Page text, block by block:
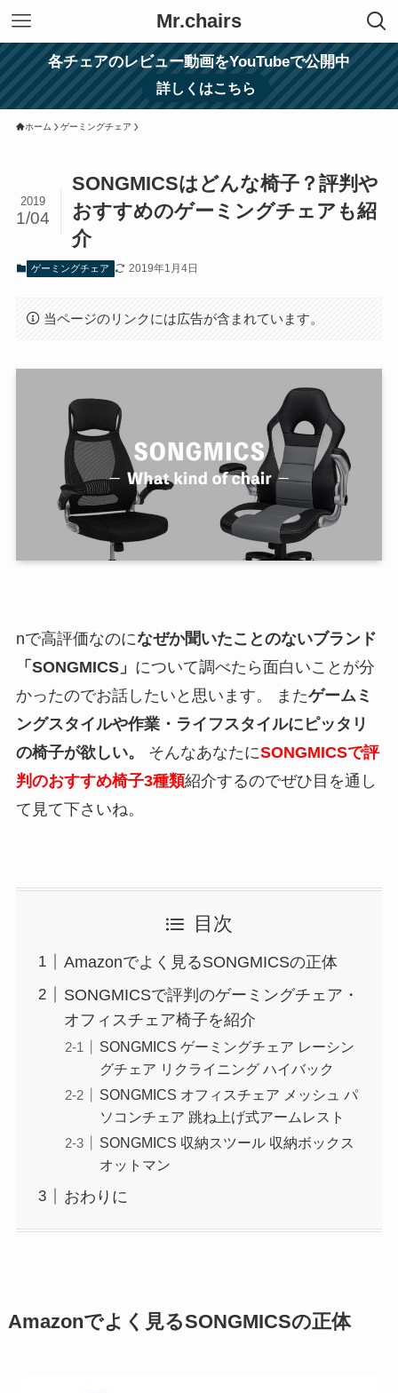
Mr.chairs
各チェアのレビュー動画をYouTubeで公開中
詳しくはこちら
ホーム ゲーミングチェア
SONGMICSはどんな椅子？評判や
おすすめのゲーミングチェアも紹
介
2019
1/04
ゲーミングチェア 2019年1月4日
当ページのリンクには広告が含まれています。
nで高評価なのになぜか聞いたことのないブランド
「SONGMICS」 について調べたら面白いことが分
かったのでお話したいと思います。 またゲームミ
ングスタイルや作業・ライフスタイルにピッタリ
の椅子が欲しい。
そんなあなたにSONGMICSで評
判のおすすめ椅子3種類紹介するのでぜひ目を通し
て見て下さいね。
目次
Amazonでよく見るSONGMICSの正体
SONGMICSで評判のゲーミングチェア・
オフィスチェア椅子を紹介
SONGMICS ゲーミングチェア レーシン
グチェア リクライニング ハイバック
SONGMICS オフィスチェア メッシュ パ
ソコンチェア 跳ね上げ式アームレスト
SONGMICS 収納スツール 収納ボックス
オットマン
おわりに
Amazonでよく見るSONGMICSの正体